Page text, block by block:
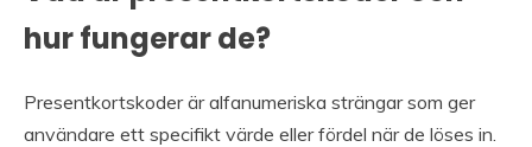
hur fungerar de?
Presentkortskoder är alfanumeriska strängar som ger
användare ett specifikt värde eller fördel när de löses in.